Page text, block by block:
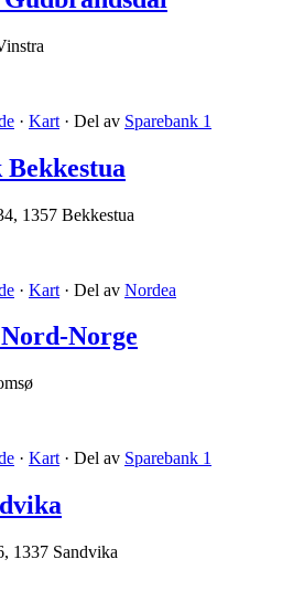
· Kart · Del av Sparebank 1
, 1357 Bekkestua
· Kart · Del av Nordea
Norge
· Kart · Del av Sparebank 1
, 1337 Sandvika